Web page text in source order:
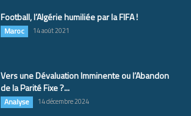
Football, l’Algérie humiliée par la FIFA !
Maroc 14 août 2021
Vers une Dévaluation Imminente ou l’Abandon
de la Parité Fixe ?...
Analyse 14 décembre 2024